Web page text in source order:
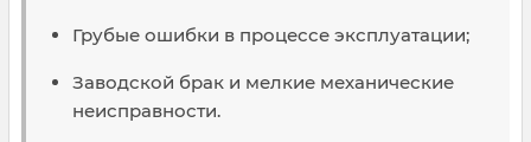
Грубые ошибки в процессе эксплуатации;
Заводской брак и мелкие механические
неисправности.